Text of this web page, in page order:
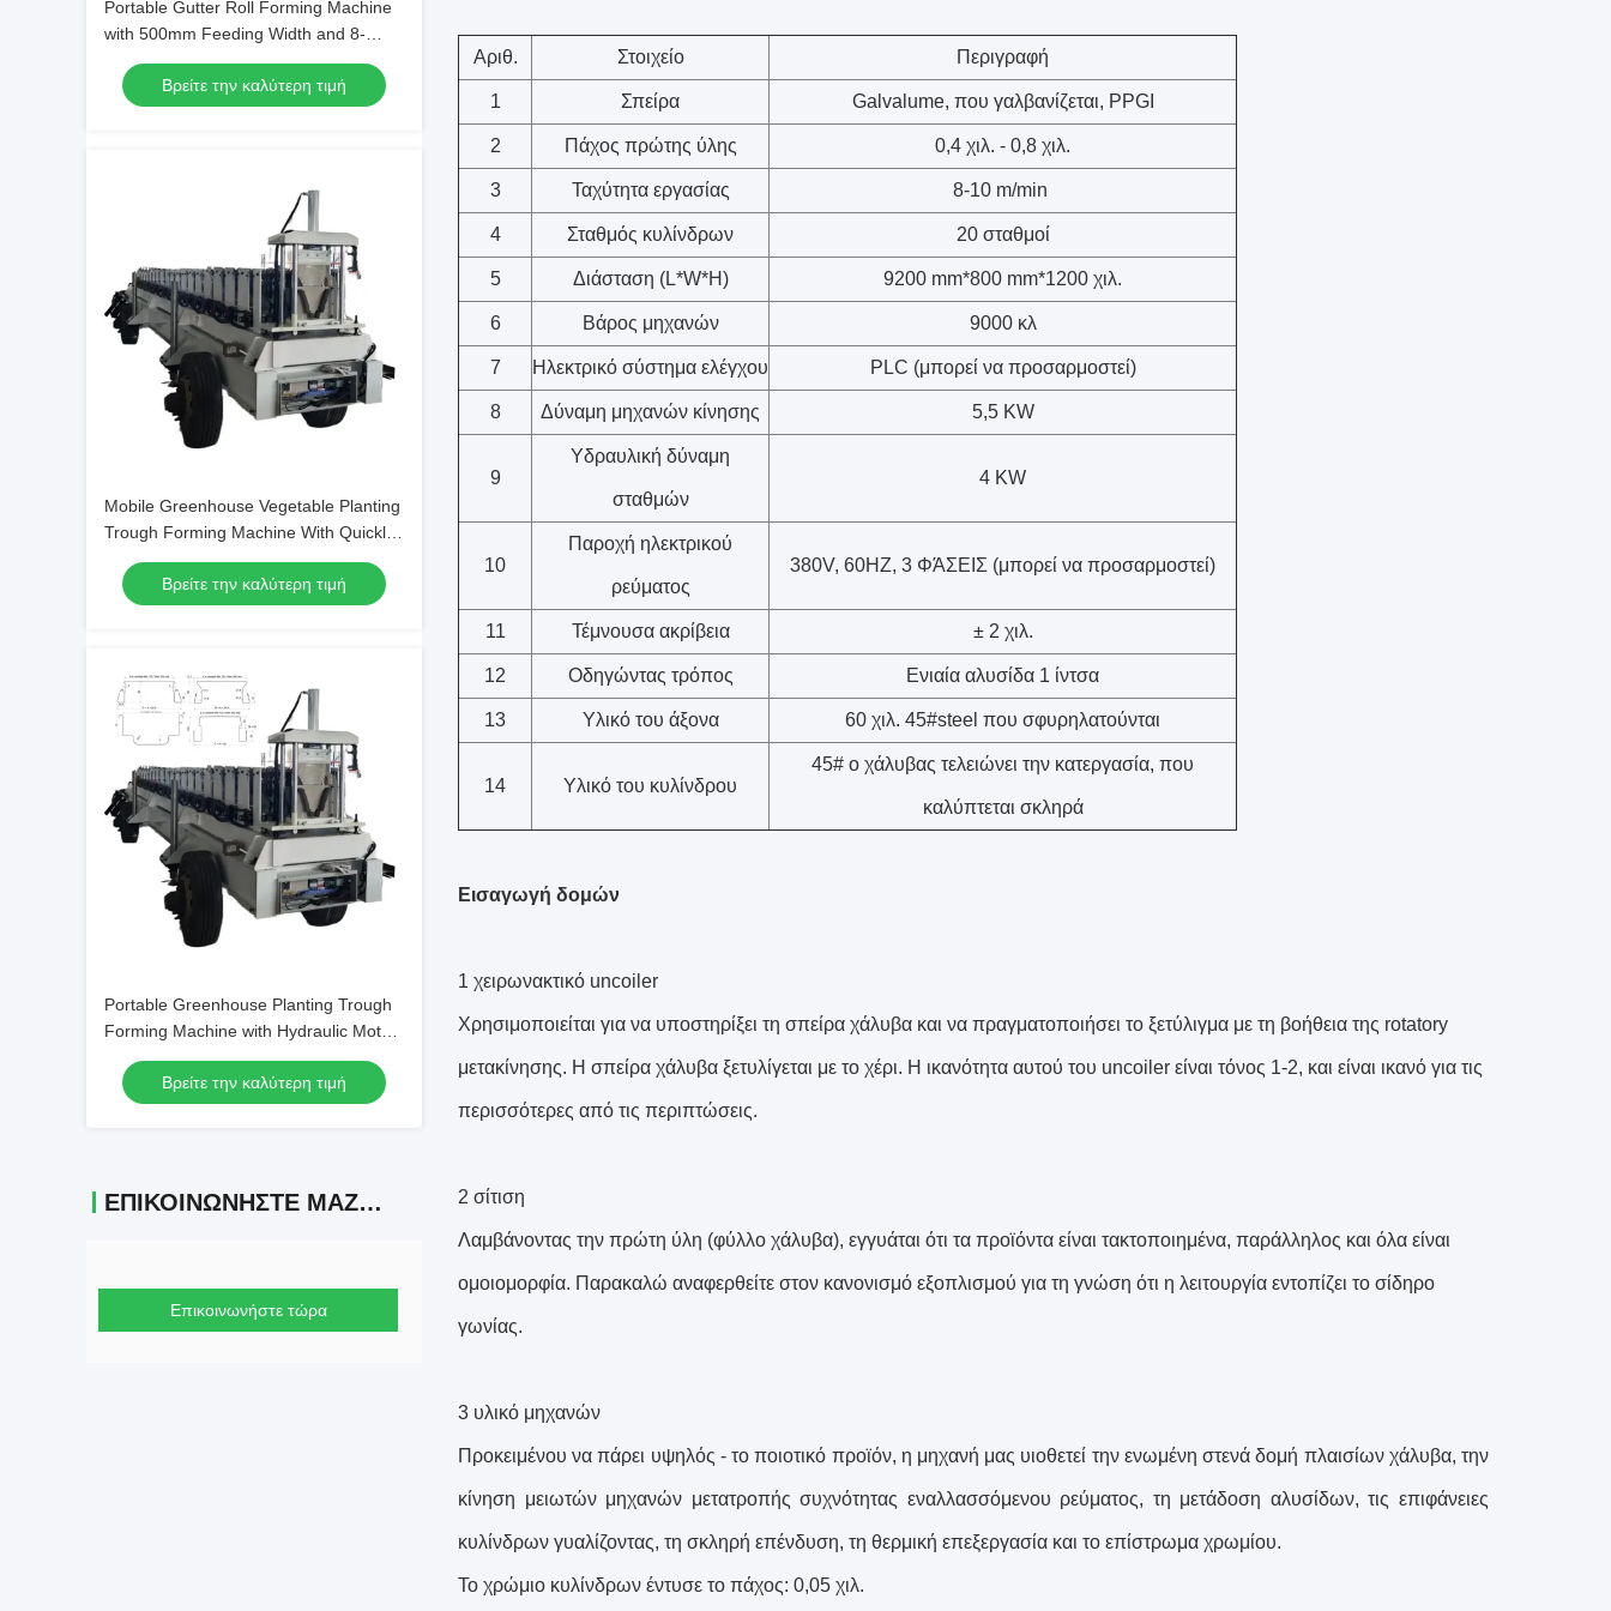
Portable Gutter Roll Forming Machine
with 500mm Feeding Width and 8-
15m/min Production Capacity for
Various Growing Methods
Βρείτε την καλύτερη τιμή
Mobile Greenhouse Vegetable Planting
Trough Forming Machine With Quickly
And Efficiently 5.5KW Hydraulic Motor
Βρείτε την καλύτερη τιμή
Portable Greenhouse Planting Trough
Forming Machine with Hydraulic Motor
5.5KW 380V/50Hz/3Phase and 45#
Steel ShaftΒρείτε την καλύτερη τιμή
ΕΠΙΚΟΙΝΩΝΉΣΤΕ ΜΑΖΊ ΜΑΣ
Επικοινωνήστε τώρα
Αριθ. Στοιχείο Περιγραφή
1 Σπείρα Galvalume, που γαλβανίζεται, PPGI
2 Πάχος πρώτης ύλης 0,4 χιλ. - 0,8 χιλ.
3 Ταχύτητα εργασίας 8-10 m/min
4 Σταθμός κυλίνδρων 20 σταθμοί
5 Διάσταση (L*W*H) 9200 mm*800 mm*1200 χιλ.
6 Βάρος μηχανών 9000 κλ
7 Ηλεκτρικό σύστημα ελέγχου PLC (μπορεί να προσαρμοστεί)
8 Δύναμη μηχανών κίνησης 5,5 KW
9
Υδραυλική δύναμη
σταθμών
4 KW
10
Παροχή ηλεκτρικού
ρεύματος
380V, 60HZ, 3 ΦΆΣΕΙΣ (μπορεί να προσαρμοστεί)
11 Τέμνουσα ακρίβεια ± 2 χιλ.
12 Οδηγώντας τρόπος Ενιαία αλυσίδα 1 ίντσα
13 Υλικό του άξονα 60 χιλ. 45#steel που σφυρηλατούνται
14 Υλικό του κυλίνδρου
45# ο χάλυβας τελειώνει την κατεργασία, που
καλύπτεται σκληρά
Εισαγωγή δομών
1 χειρωνακτικό uncoiler
Χρησιμοποιείται για να υποστηρίξει τη σπείρα χάλυβα και να πραγματοποιήσει το ξετύλιγμα με τη βοήθεια της rotatory
μετακίνησης. Η σπείρα χάλυβα ξετυλίγεται με το χέρι. Η ικανότητα αυτού του uncoiler είναι τόνος 1-2, και είναι ικανό για τις
περισσότερες από τις περιπτώσεις.
2 σίτιση
Λαμβάνοντας την πρώτη ύλη (φύλλο χάλυβα), εγγυάται ότι τα προϊόντα είναι τακτοποιημένα, παράλληλος και όλα είναι
ομοιομορφία. Παρακαλώ αναφερθείτε στον κανονισμό εξοπλισμού για τη γνώση ότι η λειτουργία εντοπίζει το σίδηρο
γωνίας.
3 υλικό μηχανών
Προκειμένου να πάρει υψηλός - το ποιοτικό προϊόν, η μηχανή μας υιοθετεί την ενωμένη στενά δομή πλαισίων χάλυβα, την
κίνηση μειωτών μηχανών μετατροπής συχνότητας εναλλασσόμενου ρεύματος, τη μετάδοση αλυσίδων, τις επιφάνειες
κυλίνδρων γυαλίζοντας, τη σκληρή επένδυση, τη θερμική επεξεργασία και το επίστρωμα χρωμίου.
Το χρώμιο κυλίνδρων έντυσε το πάχος: 0,05 χιλ.